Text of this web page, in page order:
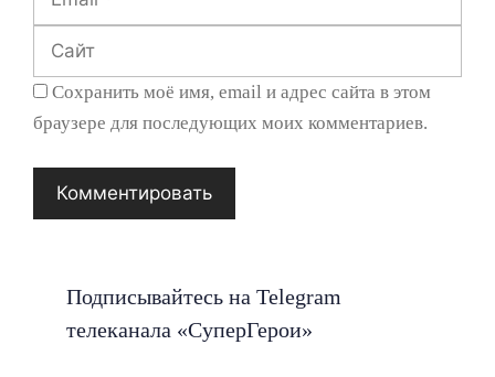
Сайт
Сохранить моё имя, email и адрес сайта в этом
браузере для последующих моих комментариев.
Подписывайтесь на Telegram
телеканала «СуперГерои»